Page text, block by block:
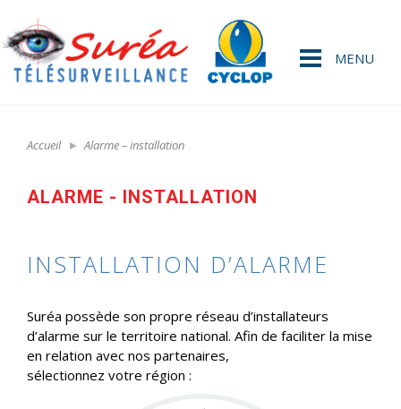
MENU
Accueil Alarme – installation
ALARME - INSTALLATION
INSTALLATION D’ALARME
Suréa possède son propre réseau d’installateurs
d’alarme sur le territoire national. Afin de faciliter la mise
en relation avec nos partenaires,
sélectionnez votre région :